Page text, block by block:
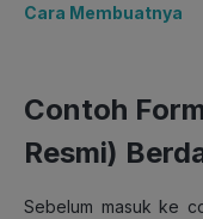
Cara Membuatnya
Contoh
Resmi)
Sebelum masuk ke